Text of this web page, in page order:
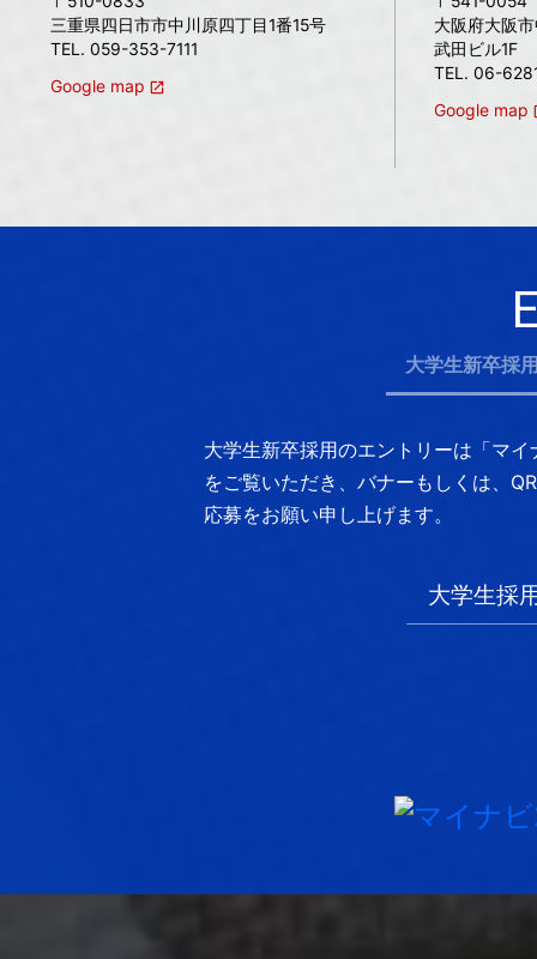
三重県四日市市中川原四丁目1番15号
TEL. 059-353-7111
Google map
大阪府大阪
武田ビル1F
TEL. 06-
Google map
大学生新卒採
大学生新卒採用のエントリーは「マ
をご覧いただき、 バナーもしくは、
応募をお願い申し上げます。
大学生採